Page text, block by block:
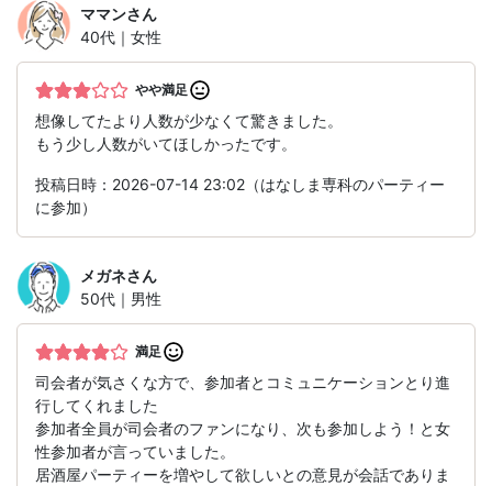
ママンさん
40代｜女性
やや満足
想像してたより人数が少なくて驚きました。
もう少し人数がいてほしかったです。
投稿日時：2026-07-14 23:02（はなしま専科のパーティー
に参加）
メガネさん
50代｜男性
満足
司会者が気さくな方で、参加者とコミュニケーションとり進
行してくれました
参加者全員が司会者のファンになり、次も参加しよう！と女
性参加者が言っていました。
居酒屋パーティーを増やして欲しいとの意見が会話でありま